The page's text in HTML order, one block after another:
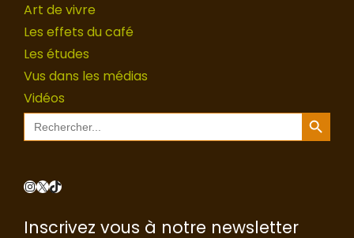
Art de vivre
Les effets du café
Les études
Vus dans les médias
Vidéos
Search
for:
Search Button
Instagram
X TikTok
Inscrivez vous à notre newsletter